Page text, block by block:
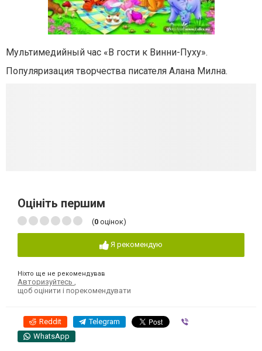
Мультимедийный час «В гости к Винни-Пуху».
Популяризация творчества писателя Алана Милна.
Оцініть першим
(0 оцінок)
Я рекомендую
Ніхто ще не рекомендував
Авторизуйтесь
щоб оцінити і порекомендувати
Reddit Telegram
WhatsApp